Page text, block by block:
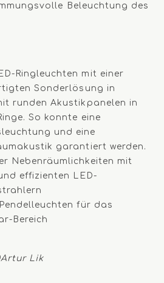
Beleuchtung des
Ringleuchten mit einer
Sonderlösung in
runden Akustikpanelen in
So konnte eine
und eine
garantiert werden.
Nebenräumlichkeiten mit
effizienten LED-
für das
Bereich
Lik